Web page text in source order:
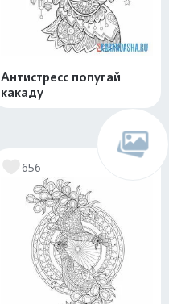
Антистресс попугай
какаду
656